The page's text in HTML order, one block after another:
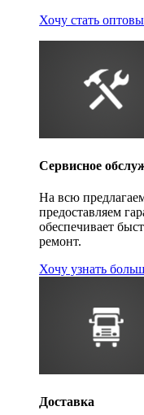
Хочу стать
Сервисное
На всю
предоставляем
обеспечивает
ремонт.
Хочу узнать
Доставка